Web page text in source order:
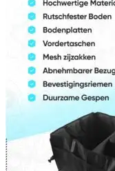
Skoda